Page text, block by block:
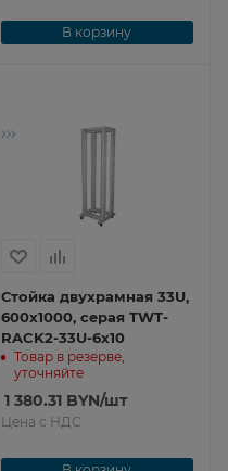
В корзину
Стойка двухрамная 33U,
600x1000, серая TWT-
RACK2-33U-6x10
Товар в резерве,
уточняйте
1 380.31BYN/шт
Цена с НДС